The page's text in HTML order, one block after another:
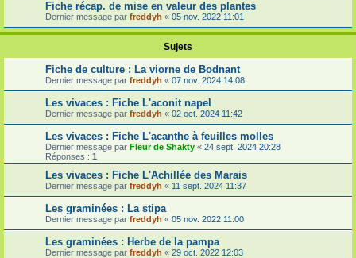
Fiche récap. de mise en valeur des plantes
Dernier message par freddyh « 05 nov. 2022 11:01
Sujets
Fiche de culture : La viorne de Bodnant
Dernier message par freddyh « 07 nov. 2024 14:08
Les vivaces : Fiche L'aconit napel
Dernier message par freddyh « 02 oct. 2024 11:42
Les vivaces : Fiche L'acanthe à feuilles molles
Dernier message par Fleur de Shakty « 24 sept. 2024 20:28
Réponses : 1
Les vivaces : Fiche L'Achillée des Marais
Dernier message par freddyh « 11 sept. 2024 11:37
Les graminées : La stipa
Dernier message par freddyh « 05 nov. 2022 11:00
Les graminées : Herbe de la pampa
Dernier message par freddyh « 29 oct. 2022 12:03